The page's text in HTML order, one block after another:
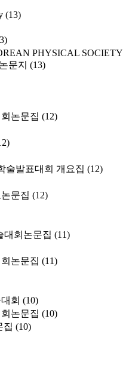
(13)
PHYSICAL SOCIETY
문지 (13)
논문집 (12)
술발표대회 개요집 (12)
문집 (12)
대회논문집 (11)
논문집 (11)
회 (10)
논문집 (10)
집 (10)